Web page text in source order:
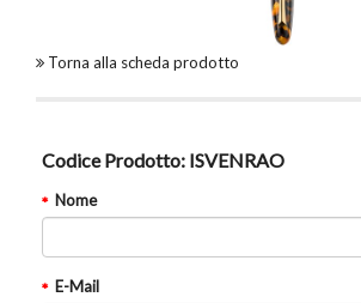
Torna alla scheda prodotto
Codice Prodotto: ISVENRAO
Nome
E-Mail